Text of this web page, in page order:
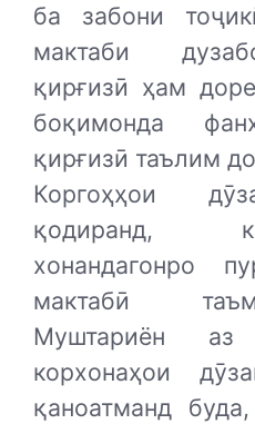
ба забони
мактаби
қирғизӣ ҳам
боқимонда
қирғизӣ таълим
Коргоҳҳои
қодиранд,
хонандагонро
мактабӣ
Муштариён
корхонаҳои
қаноатманд